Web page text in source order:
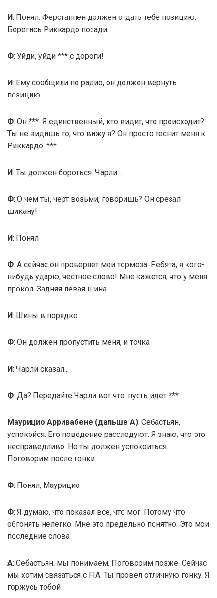
И: Понял. Ферстаппен должен отдать тебе позицию.
Берегись Риккардо позади
Ф: Уйди, уйди *** с дороги!
И: Ему сообщили по радио, он должен вернуть
позицию
Ф: Он ***. Я единственный, кто видит, что происходит?
Ты не видишь то, что вижу я? Он просто теснит меня к
Риккардо. ***
И: Ты должен бороться. Чарли…
Ф: О чем ты, черт возьми, говоришь? Он срезал
шикану!
И: Понял
Ф: А сейчас он проверяет мои тормоза. Ребята, я кого-
нибудь ударю, честное слово! Мне кажется, что у меня
прокол. Задняя левая шина
И: Шины в порядке
Ф: Он должен пропустить меня, и точка
И: Чарли сказал...
Ф: Да? Передайте Чарли вот что: пусть идет ***
Маурицио Арривабене (дальше А): Себастьян,
успокойся. Его поведение расследуют. Я знаю, что это
несправедливо. Но ты должен успокоиться.
Поговорим после гонки
Ф: Понял, Маурицио
Ф: Я думаю, что показал всё, что мог. Потому что
обгонять нелегко. Мне это предельно понятно. Это мои
последние слова
А: Себастьян, мы понимаем. Поговорим позже. Сейчас
мы хотим связаться с FIA. Ты провел отличную гонку. Я
горжусь тобой